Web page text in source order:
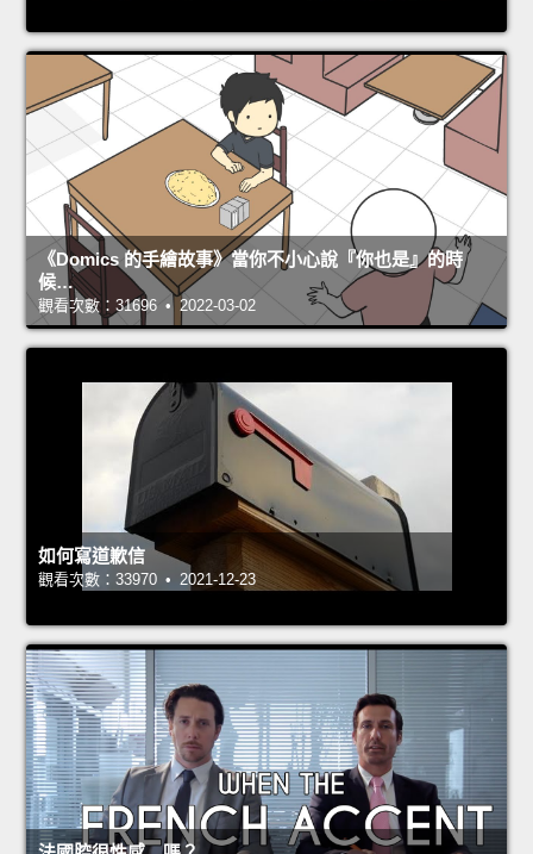
《Domics 的手繪故事》當你不小心說『你也是』的時
候…
觀看次數：31696 • 2022-03-02
如何寫道歉信
觀看次數：33970 • 2021-12-23